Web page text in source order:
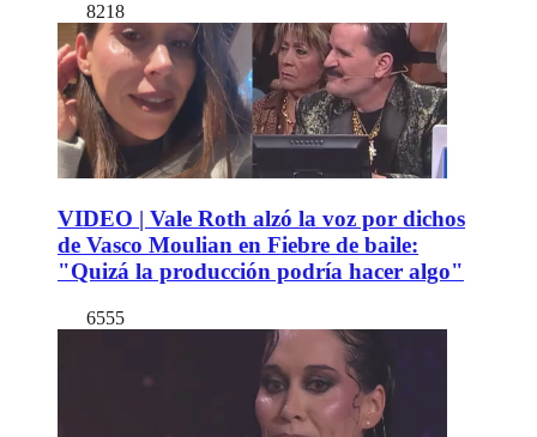
8218
VIDEO | Vale Roth alzó la voz por dichos
de Vasco Moulian en Fiebre de baile:
"Quizá la producción podría hacer algo"
6555